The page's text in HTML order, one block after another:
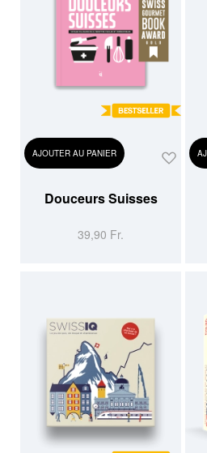
AJOUTER AU PANIER
Douceurs Suisses
39,90 Fr.